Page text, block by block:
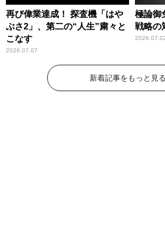
再び偉業達成！ 探査機「はや
ぶさ2」、第二の“人生”粛々と
こなす
2026.07.07
極論御
戦略の
新着記事をもっと見る